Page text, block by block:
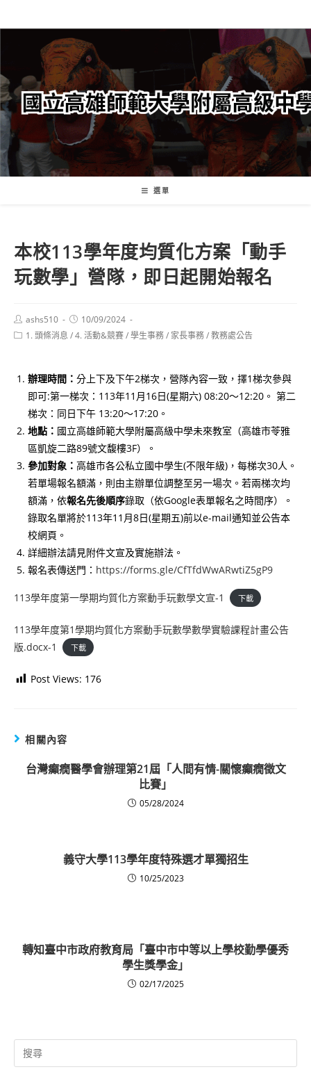
轉
要
內
容
選單
本校113學年度均質化方案「動手
玩數學」營隊，即日起開始報名
Post
author:
ashs510
Post
published:
10/09/2024
Post1. 頭條消息 /4. 活動&競賽/學生事務/ 家長事務/教務處公告
辦理時間： 分上下及下午2梯次，營隊內容一致，擇1梯次參與
即可:第一梯次：113年11月16日(星期六) 08:20～12:20。 第二
梯次：同日下午 13:20～17:20。
地點： 國立高雄師範大學附屬高級中學未來教室（高雄市苓雅
區凱旋二路89號文馥樓3F）。
參加對象： 高雄市各公私立國中學生(不限年級)，每梯次30人。
若單場報名額滿，則由主辦單位調整至另一場次。若兩梯次均
額滿，依報名先後順序錄取（依Google表單報名之時間序）。
錄取名單將於113年11月8日(星期五)前以e-mail通知並公告本
校網頁。
詳細辦法請見附件文宣及實施辦法。
報名表傳送門： https://forms.gle/CfTfdWwARwtiZ5gP9
113學年度第一學期均質化方案動手玩數學文宣-1 下載
113學年度第1學期均質化方案動手玩數學數學實驗課程計畫公告
版.docx-1
下載
Post Views: 176
相關內容
台灣癲癇醫學會辦理第21屆「人間有情-關懷癲癇徵文
比賽」
05/28/2024
義守大學113學年度特殊選才單獨招生
10/25/2023
轉知臺中市政府教育局「臺中市中等以上學校勤學優秀
學生獎學金」
02/17/2025
Search
for: